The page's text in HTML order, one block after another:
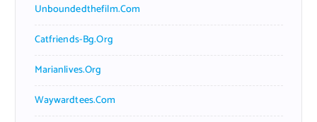
Unboundedthefilm.com
Catfriends-Bg.org
Marianlives.org
Waywardtees.com